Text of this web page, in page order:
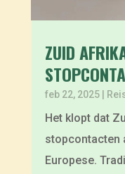
ZUID
feb 22, 2025|
Het klopt dat
stopcontacten
Europese.